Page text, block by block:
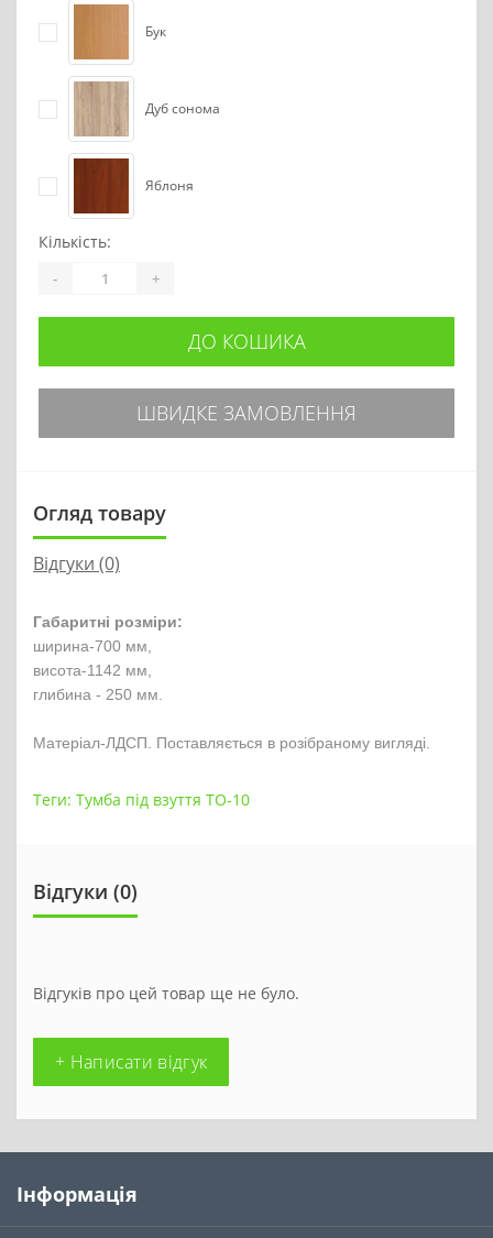
Бук
Дуб сонома
Яблоня
Кількість:
- +
ДО КОШИКА
ШВИДКЕ ЗАМОВЛЕННЯ
Огляд товару
Відгуки (0)
Габаритні розміри:
ширина-700 мм,
висота-1142 мм,
глибина - 250 мм.
Матеріал-ЛДСП. Поставляється в розібраному вигляді.
Теги: Тумба під взуття ТО-10
Відгуки (0)
Відгуків про цей товар ще не було.
+ Написати відгук
Інформація